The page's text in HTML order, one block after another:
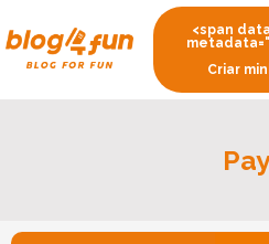
<span
metadata="
Criar